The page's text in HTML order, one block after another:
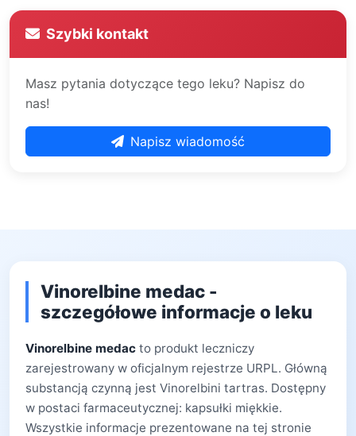
Szybki kontakt
Masz pytania dotyczące tego leku? Napisz do
nas!
Napisz wiadomość
Vinorelbine medac -
szczegółowe informacje o leku
Vinorelbine medac to produkt leczniczy
zarejestrowany w oficjalnym rejestrze URPL. Główną
substancją czynną jest Vinorelbini tartras. Dostępny
w postaci farmaceutycznej: kapsułki miękkie.
Wszystkie informacje prezentowane na tej stronie